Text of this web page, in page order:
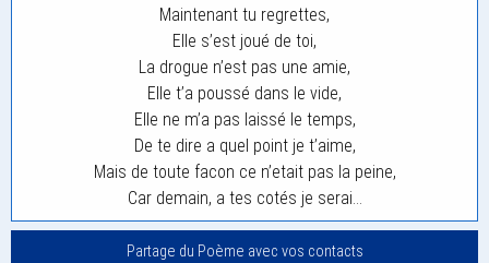
Maintenant tu regrettes,
Elle s’est joué de toi,
La drogue n’est pas une amie,
Elle t’a poussé dans le vide,
Elle ne m’a pas laissé le temps,
De te dire a quel point je t’aime,
Mais de toute facon ce n’etait pas la peine,
Car demain, a tes cotés je serai…
Partage du Poème avec vos contacts